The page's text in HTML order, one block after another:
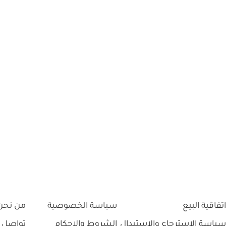
اتفاقية البيع
سياسة الخصوصية
من